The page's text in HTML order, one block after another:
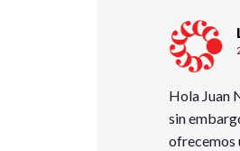
Hola Juan
sin
ofrecemos